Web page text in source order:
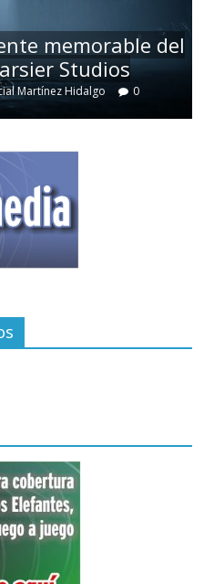
memorable del
Studios
Martínez Hidalgo 0